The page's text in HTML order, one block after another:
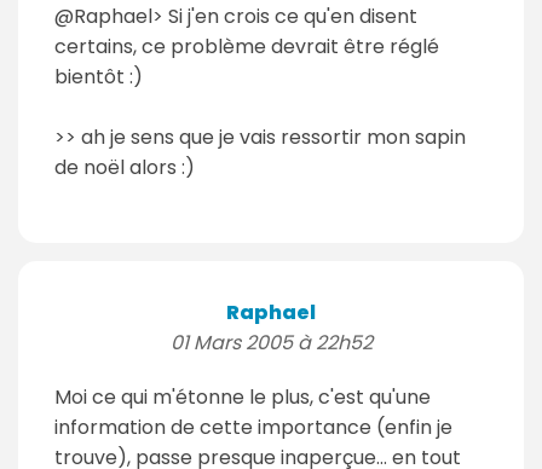
@Raphael> Si j'en crois ce qu'en disent
certains, ce problème devrait être réglé
bientôt :)
>> ah je sens que je vais ressortir mon sapin
de noël alors :)
Raphael
01 Mars 2005 à 22h52
Moi ce qui m'étonne le plus, c'est qu'une
information de cette importance (enfin je
trouve), passe presque inaperçue... en tout